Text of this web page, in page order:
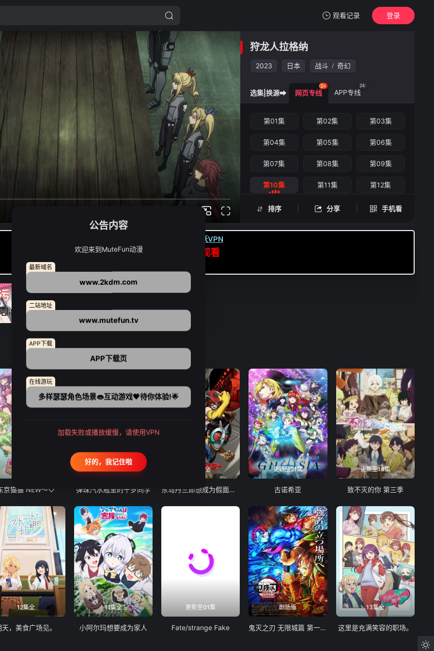
观看记录
我的观影记录
第10集
狩龙人拉格纳
登录
狩龙人拉格纳
2023 日本 战斗 / 奇幻
排序 分享 手机看
狩龙人拉格纳 -第10集
选集|换源➡ 网页专线
24
APP专线
24
第01集 第02集 第03集
第04集 第05集 第06集
第07集 第08集 第09集
第10集 第11集 第12集
第13集 第14集 第15集
下载虎跃VPN
APP高速专线可前往APP观看
京猫猫 NEW～♡ 弹珠汽水瓶里的千岁同学
24集全
东岛丹三郎想成为假面骑士
更新至21集
古诺希亚
更新至18集
致不灭的你 第三季
12集全
天，美食广场见。
11集全
小阿尔玛想要成为家人
更新至01集
Fate/strange Fake
剧场版
鬼灭之刃 无限城篇 第一章 猗窝座再袭
13集全
这里是充满笑容的职场。
公告内容
欢迎来到MuteFun动漫
最新域名
www.2kdm.com
二站地址
www.mutefun.tv
APP下载
APP下载页
在线游玩
多样瑟瑟角色场景👄互动游戏💗待你体验!🌟
加载失败或播放缓慢，请使用VPN
好的，我记住啦